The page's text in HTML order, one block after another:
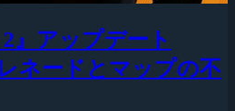
2』アップデート
ネードとマップの不